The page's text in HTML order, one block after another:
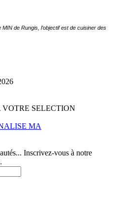
de Rungis, l’objectif est de cuisiner des
VOTRE SELECTION
MA
Inscrivez-vous à notre